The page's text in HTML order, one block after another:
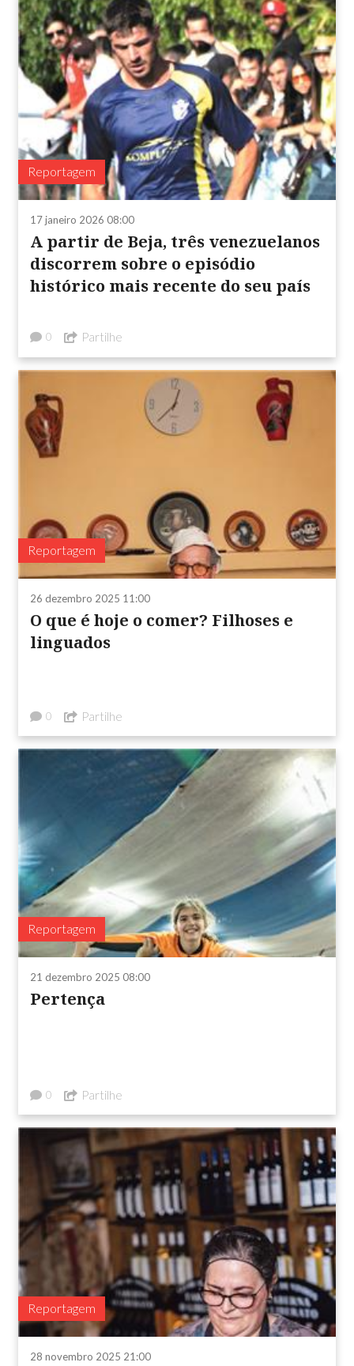
Reportagem
17 janeiro 2026 08:00
A partir de Beja, três venezuelanos
discorrem sobre o episódio
histórico mais recente do seu país
0 Partilhe
Reportagem
26 dezembro 2025 11:00
O que é hoje o comer? Filhoses e
linguados
0 Partilhe
Reportagem
21 dezembro 2025 08:00
Pertença
0 Partilhe
Reportagem
28 novembro 2025 21:00